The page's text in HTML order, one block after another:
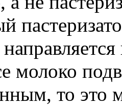
молоко
то это